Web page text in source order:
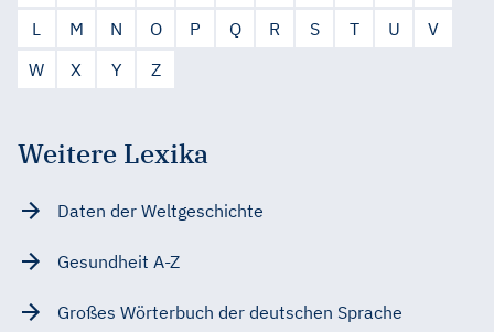
L
M N O P Q R S T U
V
W
X Y Z
Weitere Lexika
Daten der Weltgeschichte
Gesundheit A-Z
Großes Wörterbuch der deutschen Sprache